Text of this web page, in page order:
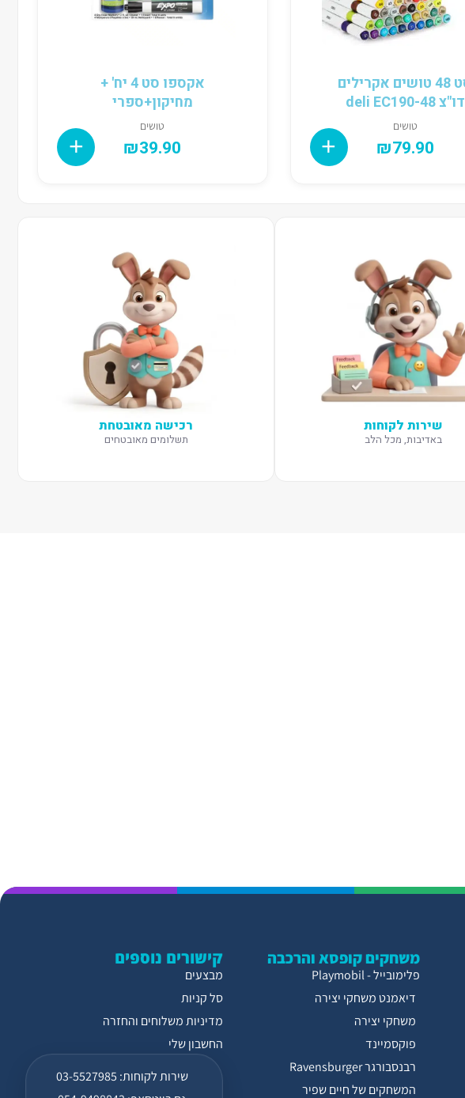
סט 48 טושים אקרילים
דו"צ deli EC190-48
טושים
₪79.90
אקספו סט 4 יח' +
מחיקון+ספרי
טושים
₪39.90
שירות לקוחות
באדיבות, מכל הלב
רכישה מאובטחת
תשלומים מאובטחים
קישורים נוספים
מבצעים
סל קניות
מדיניות משלוחים והחזרה
החשבון שלי
שירות לקוחות: 03-5527985
משחקים קופסא והרכבה
פלימובייל - Playmobil
דיאמנט משחקי יצירה
משחקי יצירה
פוקסמיינד
רבנסבורגר Ravensburger
המשחקים של חיים שפיר